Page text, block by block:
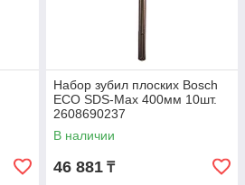
Набор зубил плоских Bosch
ECO SDS-Max 400мм 10шт.
2608690237
В наличии
46 881 ₸